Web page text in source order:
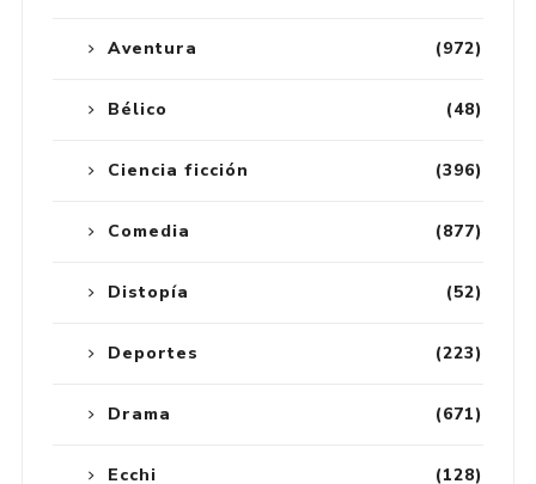
(972)
Aventura
(48)
Bélico
(396)
Ciencia ficción
(877)
Comedia
(52)
Distopía
(223)
Deportes
(671)
Drama
(128)
Ecchi